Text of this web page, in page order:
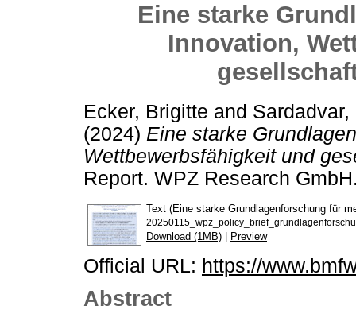
Eine starke
Innovation,
Ecker, Brigitte and
(2024) Eine starke
Wettbewerbsfähigkeit und
Report. WPZ Research
Text (Eine starke Grundlagenforschung für
Download (1MB) | Preview
Official URL: https://
Abstract